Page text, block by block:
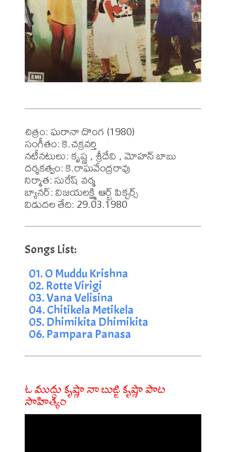
చిత్రం: ఘరానా దొంగ (1980)
సంగీతం: కె.చక్రవర్తి
నటీనటులు: కృష్ణ , శ్రీదేవి , మోహన్ బాబు
దర్శకత్వం: కె.రాఘవేంద్రరావు
నిర్మాత: సురేష్ వర్మ
బ్యానర్: విజయలక్ష్మి ఆర్ట్ పిక్చర్స్
విడుదల తేది: 29.03.1980
01. O Muddu Krishna
02. Rotte Virigi
03. Vana Velisina
04. Chitikela Metikela
05. Dhimikita Dhimikita
06. Pampara Panasa
ఓ ముద్దు కృష్ణా నా బుజ్జి కృష్ణా పాట
సాహిత్యం